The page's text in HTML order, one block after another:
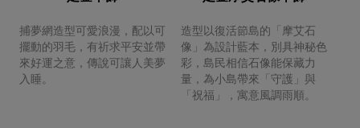
捕夢網造型可愛浪漫，配以可
擺動的羽毛，有祈求平安並帶
來好運之意，傳說可讓人美夢
入睡。
造型以復活節島的「摩艾石
像」為設計藍本，別具神秘色
彩，島民相信石像能保藏力
量，為小島帶來「守護」與
「祝福」，寓意風調雨順。